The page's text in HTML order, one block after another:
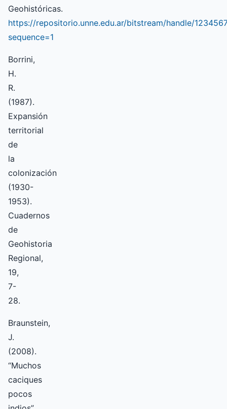
Geohistóricas.
https://repositorio.unne.edu.ar/bitstream/handle/
sequence=1
Borrini,
H.
R.
(1987).
Expansión
territorial
de
la
colonización
(1930-
1953).
Cuadernos
de
Geohistoria
Regional,
19,
7-
28.
Braunstein,
J.
(2008).
“Muchos
caciques
pocos